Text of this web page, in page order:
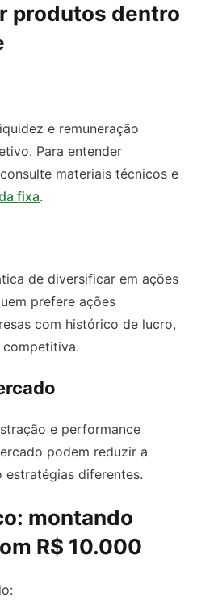
produtos dentro
e remuneração
Para entender
materiais técnicos e
fixa.
de diversificar em ações
prefere ações
com histórico de lucro,
e performance
podem reduzir a
diferentes.
montando
R$ 10.000